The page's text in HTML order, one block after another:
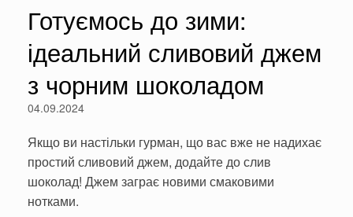
Готуємось до зими:
ідеальний сливовий джем
з чорним шоколадом
04.09.2024
Якщо ви настільки гурман, що вас вже не надихає
простий сливовий джем, додайте до слив
шоколад! Джем заграє новими смаковими
нотками.